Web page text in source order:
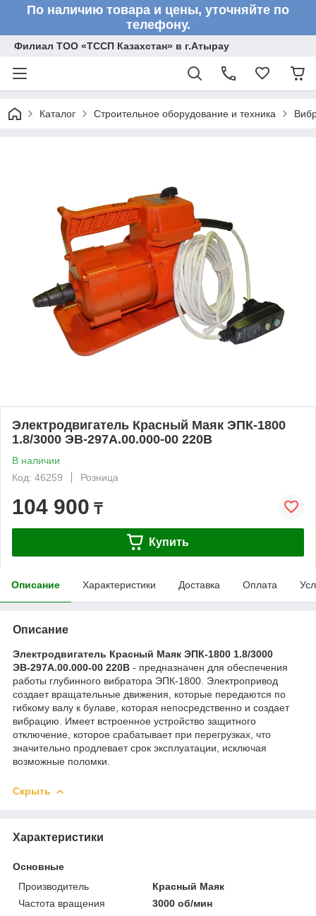
По наличию товара и цены, уточняйте по
телефону.
Филиал ТОО «ТССП Казахстан» в г.Атырау
Каталог Строительное оборудование и техника
Электродвигатель Красный Маяк ЭПК-1800
1.8/3000 ЭВ-297А.00.000-00 220В
В наличии
Код: 46259
Розница
104 900 ₸
Купить
Описание Характеристики Доставка Оплата
Описание
Электродвигатель Красный Маяк ЭПК-1800 1.8/3000
ЭВ-297А.00.000-00 220В - предназначен для обеспечения
работы глубинного вибратора ЭПК-1800. Электропривод
создает вращательные движения, которые передаются по
гибкому валу к булаве, которая непосредственно и создает
вибрацию. Имеет встроенное устройство защитного
отключение, которое срабатывает при перегрузках, что
значительно продлевает срок эксплуатации, исключая
возможные поломки.
Скрыть
Характеристики
Основные
Производитель
Красный Маяк
Частота вращения
3000 об/мин